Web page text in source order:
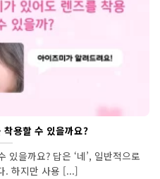
용할 수 있을까요?
있을까요? 답은 ‘네’, 일반적으로
. 하지만 사용 [...]